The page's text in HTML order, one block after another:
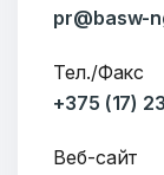
pr@basw-
Тел./Факс
+375 (17)
Веб-сайт